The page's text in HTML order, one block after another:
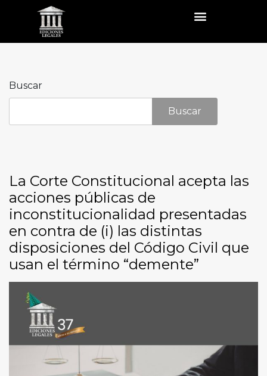
Buscar
Buscar
La Corte Constitucional acepta las
acciones públicas de
inconstitucionalidad presentadas
en contra de (i) las distintas
disposiciones del Código Civil que
usan el término “demente”